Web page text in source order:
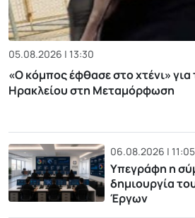
05.08.2026 | 13:30
«Ο κόμπος έφθασε στο χτένι»
Ηρακλείου στη Μεταμόρφωση
06.08.2026 | 11:05
Υπεγράφη η
δημιουργία
Έργων